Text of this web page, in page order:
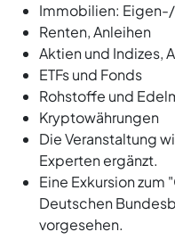
Immobilien:
Renten, Anleihen
Aktien und Indizes,
ETFs und Fonds
Rohstoffe und
Kryptowährungen
Die Veranstaltung
Experten ergänzt.
Eine Exkursion
Deutschen
vorgesehen.